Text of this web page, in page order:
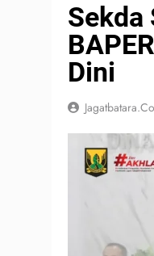
Sekda
Dini